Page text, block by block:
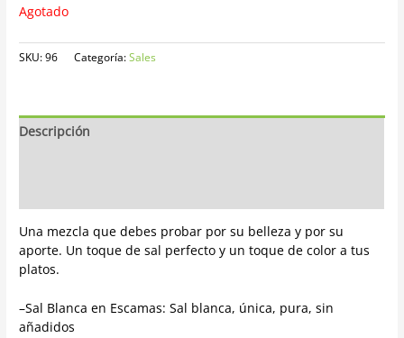
Agotado
SKU:96 Categoría:Sales
Descripción
Una mezcla que debes probar por su belleza y por su
aporte. Un toque de sal perfecto y un toque de color a tus
platos.
–Sal Blanca en Escamas: Sal blanca, única, pura, sin
añadidos